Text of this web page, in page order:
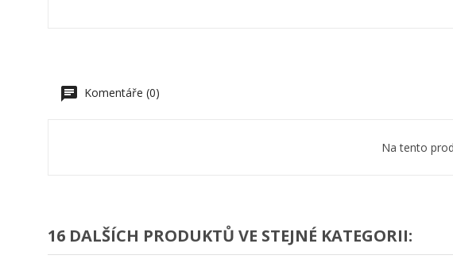
Komentáře (0)
Na tento
16 DALŠÍCH PRODUKTŮ VE STEJNÉ KATEGORII: